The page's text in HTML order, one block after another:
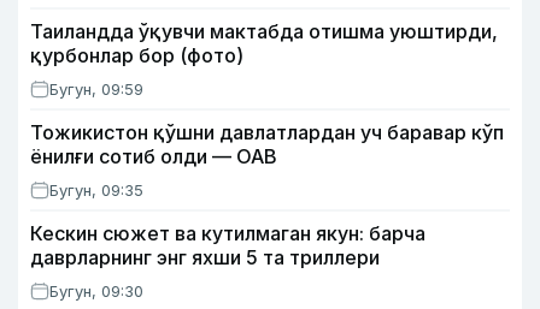
Таиландда ўқувчи мактабда отишма уюштирди,
қурбонлар бор (фото)
Бугун, 09:59
Тожикистон қўшни давлатлардан уч баравар кўп
ёнилғи сотиб олди — ОАВ
Бугун, 09:35
Кескин сюжет ва кутилмаган якун: барча
даврларнинг энг яхши 5 та триллери
Бугун, 09:30